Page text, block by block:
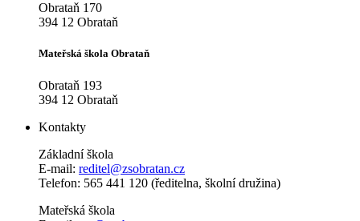
Obrataň 170
394 12 Obrataň
Mateřská škola Obrataň
Obrataň 193
394 12 Obrataň
Kontakty
Základní škola
E-mail: reditel@zsobratan.cz
Telefon: 565 441 120 (ředitelna, školní družina)
Mateřská škola